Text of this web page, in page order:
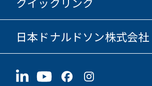
企業情報
倫理・コンプライアンス
採用情報
投資家情報
サプライヤー情報
サステナビリティ
日本ドナルドソン株式会社
〒190-0022